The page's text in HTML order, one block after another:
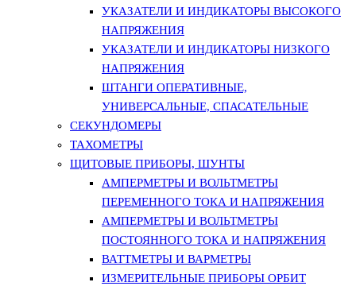
УКАЗАТЕЛИ И ИНДИКАТОРЫ ВЫСОКОГО
НАПРЯЖЕНИЯ
УКАЗАТЕЛИ И ИНДИКАТОРЫ НИЗКОГО
НАПРЯЖЕНИЯ
ШТАНГИ ОПЕРАТИВНЫЕ,
УНИВЕРСАЛЬНЫЕ, СПАСАТЕЛЬНЫЕ
СЕКУНДОМЕРЫ
ТАХОМЕТРЫ
ЩИТОВЫЕ ПРИБОРЫ, ШУНТЫ
АМПЕРМЕТРЫ И ВОЛЬТМЕТРЫ
ПЕРЕМЕННОГО ТОКА И НАПРЯЖЕНИЯ
АМПЕРМЕТРЫ И ВОЛЬТМЕТРЫ
ПОСТОЯННОГО ТОКА И НАПРЯЖЕНИЯ
ВАТТМЕТРЫ И ВАРМЕТРЫ
ИЗМЕРИТЕЛЬНЫЕ ПРИБОРЫ ОРБИТ